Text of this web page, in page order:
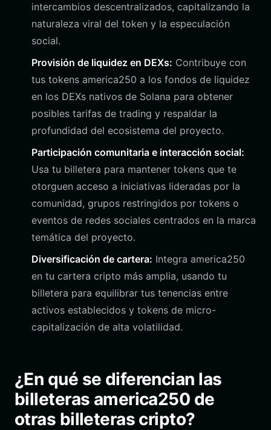
intercambios descentralizados, capitalizando la
naturaleza viral del token y la especulación
social.
Provisión de liquidez en DEXs: Contribuye con
tus tokens america250 a los fondos de liquidez
en los DEXs nativos de Solana para obtener
posibles tarifas de trading y respaldar la
profundidad del ecosistema del proyecto.
Participación comunitaria e interacción social:
Usa tu billetera para mantener tokens que te
otorguen acceso a iniciativas lideradas por la
comunidad, grupos restringidos por tokens o
eventos de redes sociales centrados en la marca
temática del proyecto.
Diversificación de cartera: Integra america250
en tu cartera cripto más amplia, usando tu
billetera para equilibrar tus tenencias entre
activos establecidos y tokens de micro-
capitalización de alta volatilidad.
¿En qué se diferencian las
billeteras america250 de
otras billeteras cripto?